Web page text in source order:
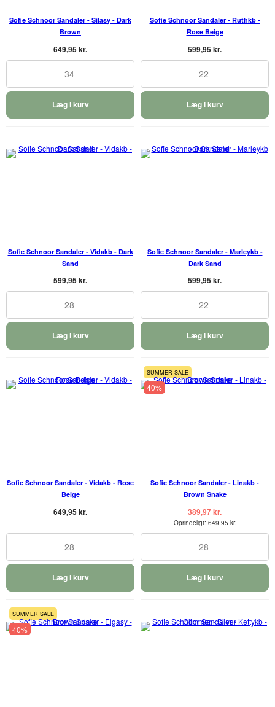
Sofie Schnoor Sandaler - Silasy - Dark
Brown
649,95 kr.
34
Læg i kurv
Sofie Schnoor Sandaler - Ruthkb -
Rose Beige
599,95 kr.
22
Læg i kurv
Sofie Schnoor Sandaler - Vidakb - Dark
Sand
599,95 kr.
28
Læg i kurv
Sofie Schnoor Sandaler - Marleykb -
Dark Sand
599,95 kr.
22
Læg i kurv
Sofie Schnoor Sandaler - Vidakb - Rose
Beige
649,95 kr.
28
Læg i kurv
SUMMER SALE
40%
Sofie Schnoor Sandaler - Linakb -
Brown Snake
389,97 kr.
Oprindeligt:649,95 kr.
28
Læg i kurv
SUMMER SALE
40%